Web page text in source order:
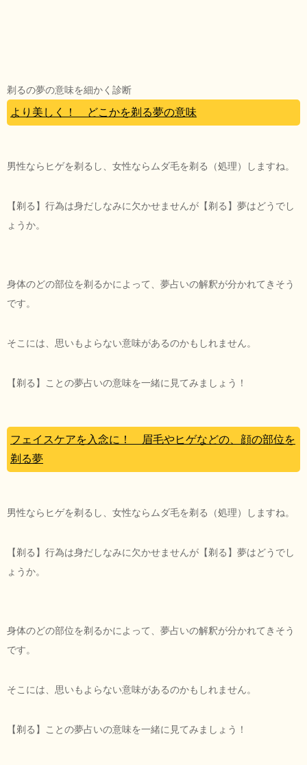
剃るの夢の意味を細かく診断
より美しく！ どこかを剃る夢の意味
男性ならヒゲを剃るし、女性ならムダ毛を剃る（処理）しますね。
【剃る】行為は身だしなみに欠かせませんが【剃る】夢はどうでし
ょうか。
身体のどの部位を剃るかによって、夢占いの解釈が分かれてきそう
です。
そこには、思いもよらない意味があるのかもしれません。
【剃る】ことの夢占いの意味を一緒に見てみましょう！
フェイスケアを入念に！ 眉毛やヒゲなどの、顔の部位を
剃る夢
男性ならヒゲを剃るし、女性ならムダ毛を剃る（処理）しますね。
【剃る】行為は身だしなみに欠かせませんが【剃る】夢はどうでし
ょうか。
身体のどの部位を剃るかによって、夢占いの解釈が分かれてきそう
です。
そこには、思いもよらない意味があるのかもしれません。
【剃る】ことの夢占いの意味を一緒に見てみましょう！